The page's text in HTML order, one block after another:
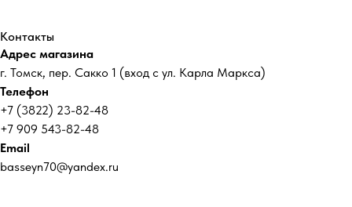
Контакты
Адрес магазина
г. Томск, пер. Сакко 1 (вход с ул. Карла Маркса)
Телефон
+7 (3822) 23-82-48
+7 909 543-82-48
Email
basseyn70@yandex.ru